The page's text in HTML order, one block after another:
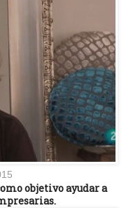
objetivo ayudar a